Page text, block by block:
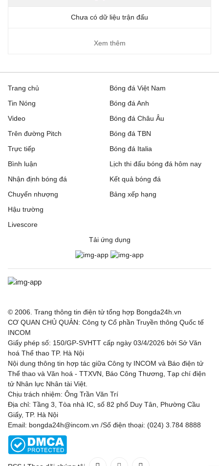
Chưa có dữ liệu trận đấu
Xem thêm
Trang chủ
Tin Nóng
Video
Trên đường Pitch
Trực tiếp
Bóng đá Việt Nam
Bóng đá Anh
Bóng đá Châu Âu
Bóng đá TBN
Bóng đá Italia
Bình luận
Nhận định bóng đá
Chuyển nhượng
Hậu trường
Livescore
Lịch thi đấu bóng đá hôm nay
Kết quả bóng đá
Bảng xếp hạng
Tải ứng dụng
© 2006. Trang thông tin điện tử tổng hợp Bongda24h.vn
CƠ QUAN CHỦ QUẢN: Công ty Cổ phần Truyền thông Quốc tế
INCOM
Giấy phép số: 150/GP-SVHTT cấp ngày 03/4/2026 bởi Sở Văn
hoá Thể thao TP. Hà Nội
Nội dung thông tin hợp tác giữa Công ty INCOM và Báo điện tử
Thể thao và Văn hoá - TTXVN, Báo Công Thương, Tạp chí điện
tử Nhân lực Nhân tài Việt.
Chịu trách nhiệm: Ông Trần Văn Trí
Địa chỉ: Tầng 3, Tòa nhà IC, số 82 phố Duy Tân, Phường Cầu
Giấy, TP. Hà Nội
Email: bongda24h@incom.vn /Số điện thoại: (024) 3.784 8888